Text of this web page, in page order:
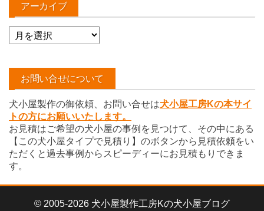
アーカイブ
ア
ー
イ
お問い合せについて
犬小屋製作の御依頼、お問い合せは犬小屋工房Kの本サイ
トの方にお願いいたします。
お見積はご希望の犬小屋の事例を見つけて、その中にある
【この犬小屋タイプで見積り】のボタンから見積依頼をい
ただくと過去事例からスピーディーにお見積もりできま
す。
© 2005-2026 犬小屋製作工房Kの犬小屋ブログ